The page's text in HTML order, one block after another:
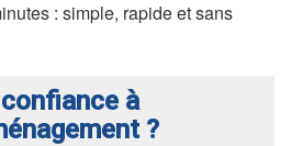
: simple, rapide et sans
à
?